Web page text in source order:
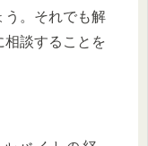
う。それでも解
相談することを